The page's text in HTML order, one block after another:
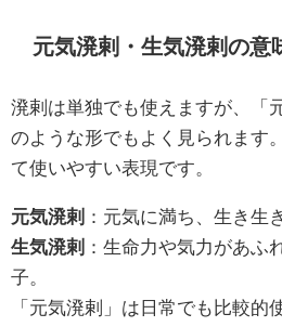
元気溌剌・生気溌剌の意
溌剌は単独でも使えますが、「
のような形でもよく見られます
て使いやすい表現です。
元気溌剌 ：元気に満ち、生き生
生気溌剌 ：生命力や気力があふ
子。
「元気溌剌」は日常でも比較的